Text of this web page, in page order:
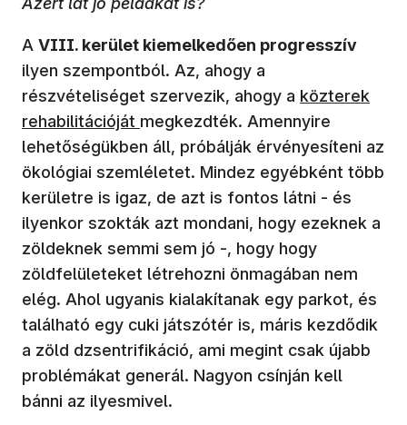
A VIII. kerület kiemelkedően progresszív
ilyen szempontból. Az, ahogy a
részvételiséget szervezik, ahogy a közterek
rehabilitációját megkezdték. Amennyire
lehetőségükben áll, próbálják érvényesíteni az
ökológiai szemléletet. Mindez egyébként több
kerületre is igaz, de azt is fontos látni - és
ilyenkor szokták azt mondani, hogy ezeknek a
zöldeknek semmi sem jó -, hogy hogy
zöldfelületeket létrehozni önmagában nem
elég. Ahol ugyanis kialakítanak egy parkot, és
található egy cuki játszótér is, máris kezdődik
a zöld dzsentrifikáció, ami megint csak újabb
problémákat generál. Nagyon csínján kell
bánni az ilyesmivel.